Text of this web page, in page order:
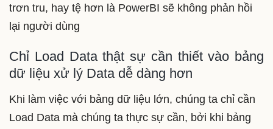
trơn tru, hay tệ hơn là PowerBI sẽ không phản hồi
lại người dùng
Chỉ Load Data thật sự cần thiết vào bảng
dữ liệu xử lý Data dễ dàng hơn
Khi làm việc với bảng dữ liệu lớn, chúng ta chỉ cần
Load Data mà chúng ta thực sự cần, bởi khi bảng